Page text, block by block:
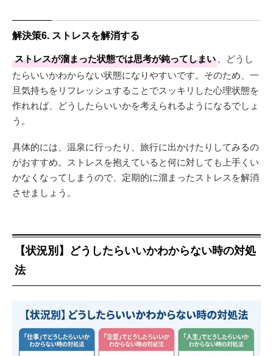
解決策6. ストレスを解消する
ストレスが溜まった状態では思考が鈍ってしまい 、どうし
たらいいかわからない状態になりやすいです。そのため、一
旦気持ちをリフレッシュすることでスッキリした心理状態を
作れれば、どうしたらいいかを考えられるようになるでしょ
う。
具体的には、温泉に行ったり、旅行に出かけたりしてみるの
がおすすめ。ストレスを抱えていると何に対しても上手くい
かなくなってしまうので、定期的に溜まったストレスを解消
させましょう。
【状況別】どうしたらいいかわからない時の対処
法